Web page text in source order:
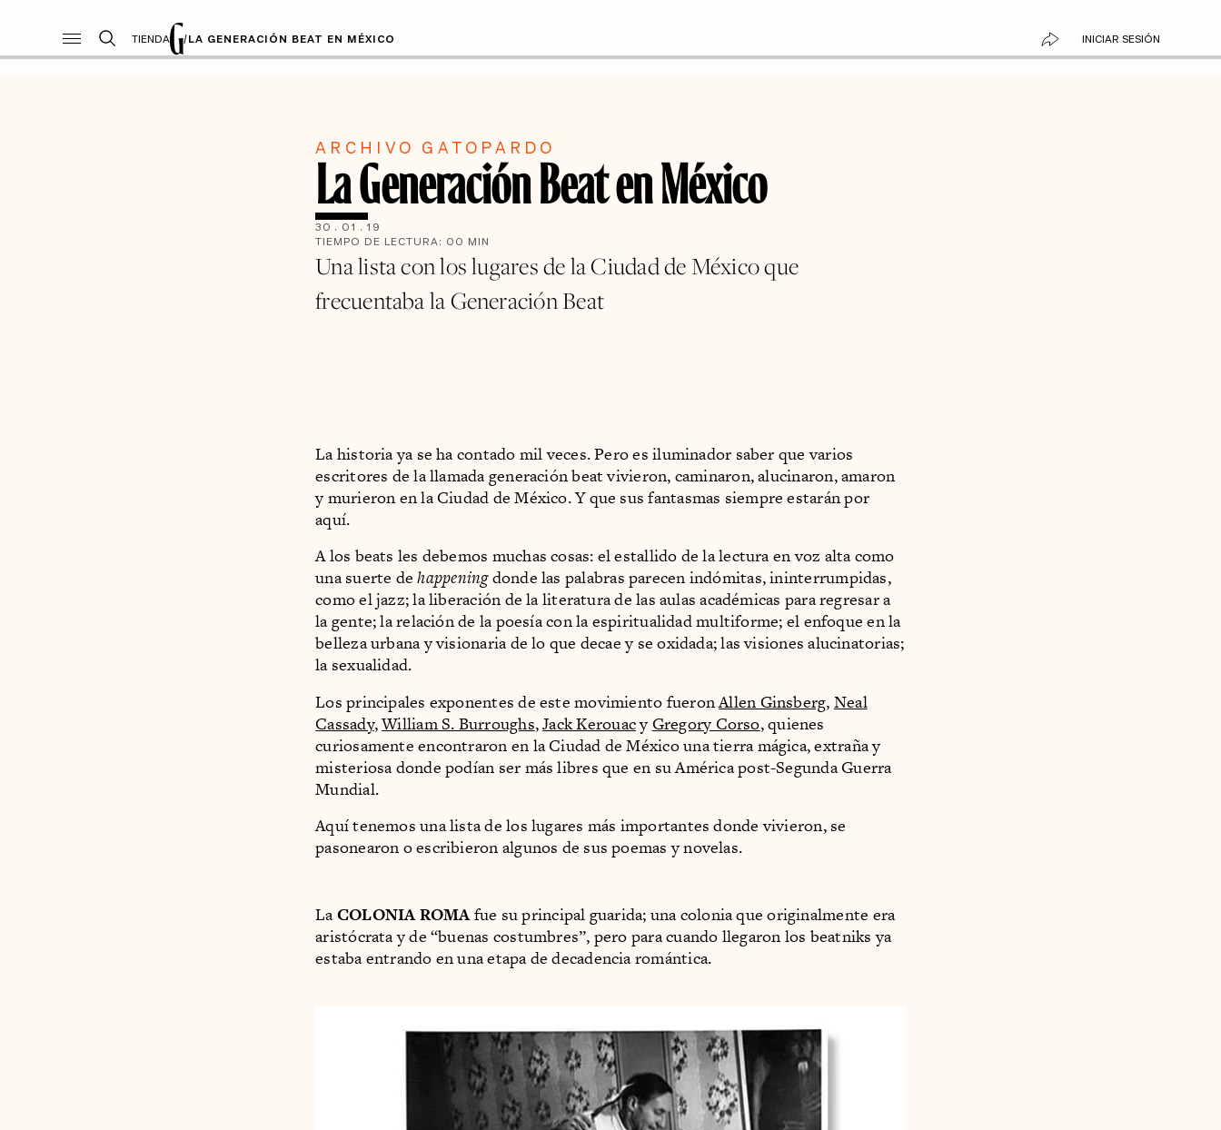
TIENDA /LA GENERACIÓN BEAT EN MÉXICO INICIAR SESIÓN
ARCHIVO GATOPARDO
La Generación Beat en México
30 . 01 . 19
TIEMPO DE LECTURA: 00 MIN
Una lista con los lugares de la Ciudad de México que
frecuentaba la Generación Beat
La historia ya se ha contado mil veces. Pero es iluminador saber que varios
escritores de la llamada generación beat vivieron, caminaron, alucinaron, amaron
y murieron en la Ciudad de México. Y que sus fantasmas siempre estarán por
aquí.
A los beats les debemos muchas cosas: el estallido de la lectura en voz alta como
una suerte dehappeningdonde las palabras parecen indómitas, ininterrumpidas,
como el jazz; la liberación de la literatura de las aulas académicas para regresar a
la gente; la relación de la poesía con la espiritualidad multiforme; el enfoque en la
belleza urbana y visionaria de lo que decae y se oxidada; las visiones alucinatorias;
la sexualidad.
Los principales exponentes de este movimiento fueronAllen Ginsberg, Neal
Cassady,William S. Burroughs,Jack Kerouacy Gregory Corso, quienes
curiosamente encontraron en la Ciudad de México una tierra mágica, extraña y
misteriosa donde podían ser más libres que en su América post-Segunda Guerra
Mundial.
Aquí tenemos una lista de los lugares más importantes donde vivieron, se
pasonearon o escribieron algunos de sus poemas y novelas.
LaCOLONIA ROMAfue su principal guarida; una colonia que originalmente era
aristócrata y de “buenas costumbres”, pero para cuando llegaron los beatniks ya
estaba entrando en una etapa de decadencia romántica.